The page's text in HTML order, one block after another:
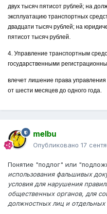
двух тысяч пятисот рублей; на
эксплуатацию транспортных
двадцати тысяч рублей; на
пятисот тысяч рублей.
4. Управление транспортным
государственными
влечет лишение права
от шести месяцев до одного года.
melbu
Опубликовано 17
Понятие "подлог" или
использования фальшивых
условия для нарушения
общественных органов, для
должностных лиц и отдельных